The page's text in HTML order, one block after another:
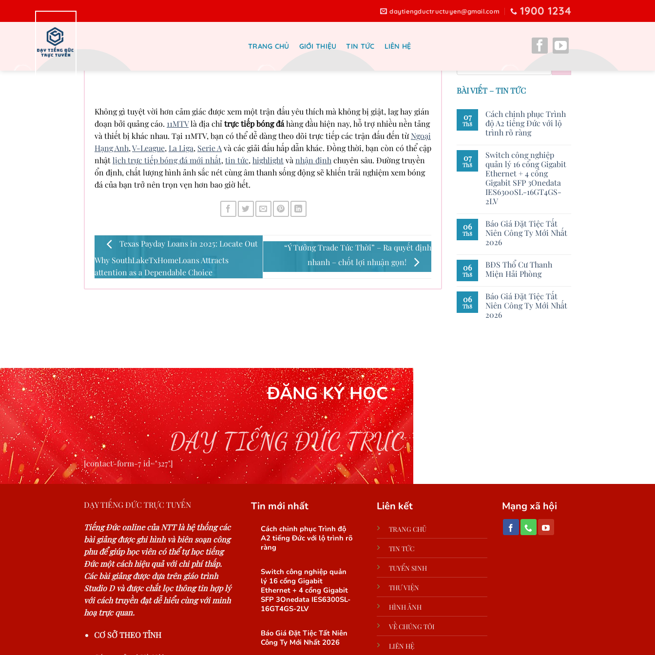
daytiengductructuyen@gmail.com 1900 1234
TRANG CHỦ GIỚI THIỆU TIN TỨC LIÊN HỆ
Không gì tuyệt vời hơn cảm giác được xem một trận đấu yêu thích mà không bị giật, lag hay gián
đoạn bởi quảng cáo. 11MTVlà địa chỉtrực tiếp bóng đáhàng đầu hiện nay, hỗ trợ nhiều nền tảng
và thiết bị khác nhau. Tại 11MTV, bạn có thể dễ dàng theo dõi trực tiếp các trận đấu đến từNgoại
Hạng Anh,V-League, La Liga, Serie A và các giải đấu hấp dẫn khác. Đồng thời, bạn còn có thể cập
nhậtlịch trực tiếp bóng đá mới nhất, tin tức, highlightvà nhận định chuyên sâu. Đường truyền
ổn định, chất lượng hình ảnh sắc nét cùng âm thanh sống động sẽ khiến trải nghiệm xem bóng
đá của bạn trở nên trọn vẹn hơn bao giờ hết.
Texas Payday Loans in 2025: Locate Out
Why SouthLakeTxHomeLoans Attracts
attention as a Dependable Choice
“Ý Tưởng Trade Tức Thời” – Ra quyết định
nhanh – chốt lợi nhuận gọn!
BÀI VIẾT – TIN TỨC
07
Th8
Cách chinh phục Trình
độ A2 tiếng Đức với lộ
trình rõ ràng
07
Th8
Switch công nghiệp
quản lý 16 cổng Gigabit
Ethernet + 4 cổng
Gigabit SFP 3Onedata
IES6300SL-16GT4GS-
2LV
06
Th8
Báo Giá Đặt Tiệc Tất
Niên Công Ty Mới Nhất
2026
06
Th8
BĐS Thổ Cư Thanh
Miện Hải Phòng
06
Th8
Báo Giá Đặt Tiệc Tất
Niên Công Ty Mới Nhất
2026
ĐĂNG KÝ HỌC
DẠY TIẾNG ĐỨC TRỰC TUYẾN
[contact-form-7 id="327"]
DẠY TIẾNG ĐỨC TRỰC TUYẾN
Tiếng Đức online của NTT là hệ thống các
bài giảng được ghi hình và biên soạn công
phu để giúp học viên có thể tự học tiếng
Đức một cách hiệu quả với chi phí thấp.
Các bài giảng được dựa trên giáo trình
Studio D và được chắt lọc thông tin hợp lý
với cách truyền đạt dễ hiểu cùng với minh
hoạ trực quan.
CƠ SỞ THEO TỈNH
Tin mới nhất
Cách chinh phục Trình độ
A2 tiếng Đức với lộ trình rõ
ràng
Switch công nghiệp quản
lý 16 cổng Gigabit
Ethernet + 4 cổng Gigabit
SFP 3Onedata IES6300SL-
16GT4GS-2LV
Báo Giá Đặt Tiệc Tất Niên
Công Ty Mới Nhất 2026
Liên kết
TRANG CHỦ
TIN TỨC
TUYỂN SINH
THƯ VIỆN
HÌNH ẢNH
VỀ CHÚNG TÔI
LIÊN HỆ
Mạng xã hội